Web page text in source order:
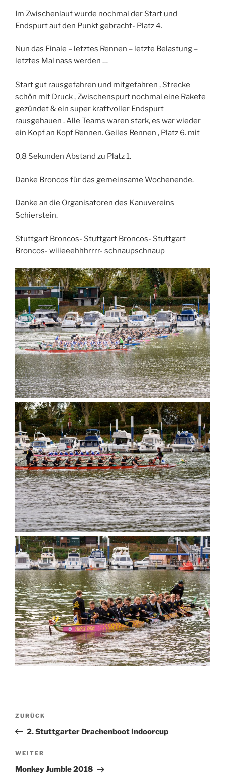
Im Zwischenlauf wurde nochmal der Start und
Endspurt auf den Punkt gebracht- Platz 4.
Nun das Finale – letztes Rennen – letzte Belastung –
letztes Mal nass werden …
Start gut rausgefahren und mitgefahren , Strecke
schön mit Druck , Zwischenspurt nochmal eine Rakete
gezündet & ein super kraftvoller Endspurt
rausgehauen . Alle Teams waren stark, es war wieder
ein Kopf an Kopf Rennen. Geiles Rennen , Platz 6. mit
0,8 Sekunden Abstand zu Platz 1.
Danke Broncos für das gemeinsame Wochenende.
Danke an die Organisatoren des Kanuvereins
Schierstein.
Stuttgart Broncos- Stuttgart Broncos- Stuttgart
Broncos- wiiieeehhhrrrr- schnaupschnaup
Beitragsnavigation
Vorheriger
Beitrag
ZURÜCK
2. Stuttgarter Drachenboot Indoorcup
Nächster
Beitrag
WEITER
Monkey Jumble 2018